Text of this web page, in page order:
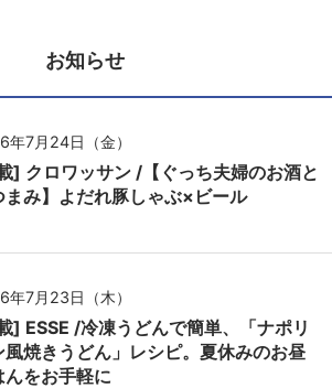
お知らせ
年7月24日（金）
] クロワッサン /【ぐっち夫婦のお酒と
まみ】よだれ豚しゃぶ×ビール
年7月23日（木）
] ESSE /冷凍うどんで簡単、「ナポリ
風焼きうどん」レシピ。夏休みのお昼
んをお手軽に